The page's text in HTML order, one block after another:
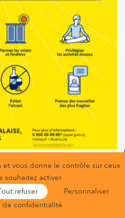
dans votre prise en charge.
Seine
personnelles
d’utilisationMentions légales
Nous contacterNous trouver
vous donne le contrôle sur ceux
souhaitez activer
refuser
Personnaliser
de confidentialité